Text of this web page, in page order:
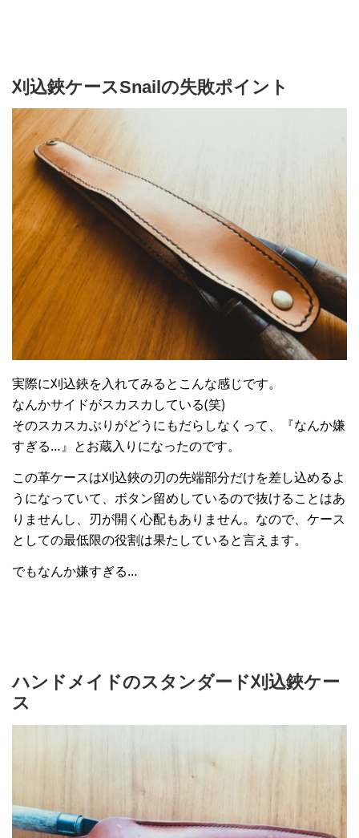
刈込鋏ケースSnailの失敗ポイント
実際に刈込鋏を入れてみるとこんな感じです。
なんかサイドがスカスカしている(笑)
そのスカスカぶりがどうにもだらしなくって、『なんか嫌
すぎる…』とお蔵入りになったのです。
この革ケースは刈込鋏の刃の先端部分だけを差し込めるよ
うになっていて、ボタン留めしているので抜けることはあ
りませんし、刃が開く心配もありません。なので、ケース
としての最低限の役割は果たしていると言えます。
でもなんか嫌すぎる…
ハンドメイドのスタンダード刈込鋏ケー
ス